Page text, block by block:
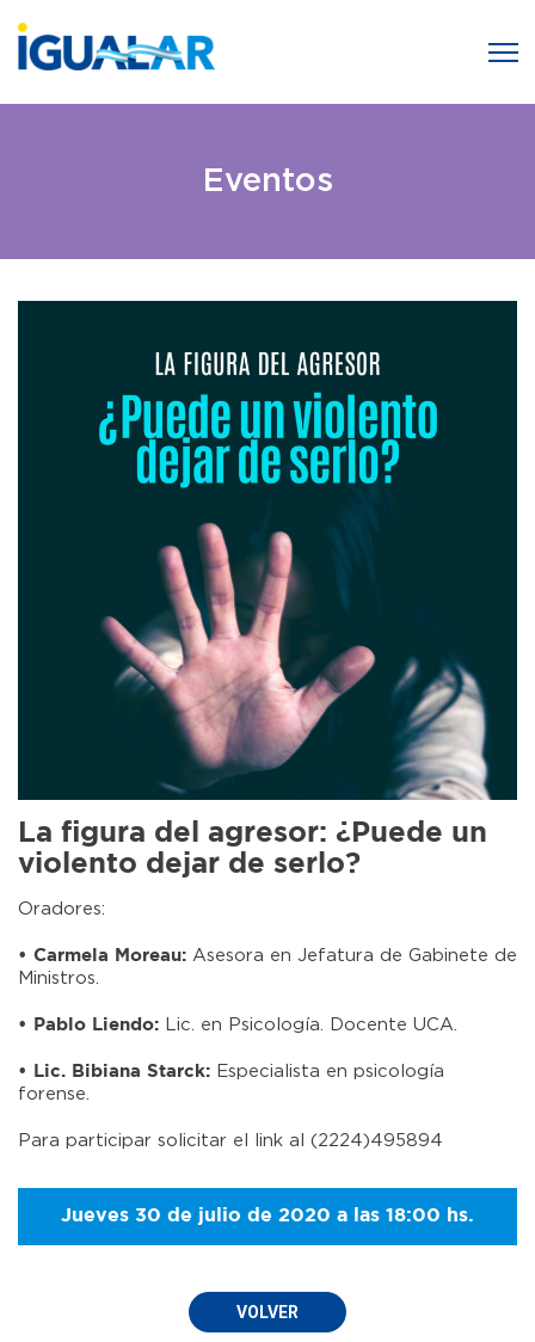
Eventos
La figura del agresor: ¿Puede un
violento dejar de serlo?
Oradores:
• Carmela Moreau: Asesora en Jefatura de Gabinete de
Ministros.
• Pablo Liendo: Lic. en Psicología. Docente UCA.
• Lic. Bibiana Starck: Especialista en psicología
forense.
Para participar solicitar el link al (2224)495894
Jueves 30 de julio de 2020 a las 18:00 hs.
VOLVER